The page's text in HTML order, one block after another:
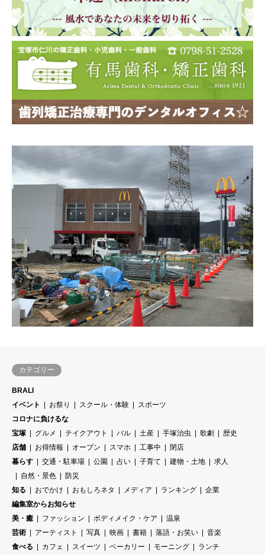
カテゴリー
BRALI
イベント
お祭り スクール・体験
スポーツ
コロナに負けるな
宝塚
グルメ テイクアウト バル 土産 手塚治虫 歌劇
歴史
店舗
お得情報 オープン スマホ 工事中
閉店
暮らす
交通・駐車場 公園 占い 子育て 建物・土地
求人
自然・景色
防災
知る
おでかけ おもしろネタ メディア ランキング
企業
編集室からお知らせ
美・癒
ファッション ボディメイク・ケア
温泉
芸術
アーティスト 写真 映画 書籍 落語・お笑い
音楽
食べる
カフェ スイーツ ベーカリー モーニング ランチ